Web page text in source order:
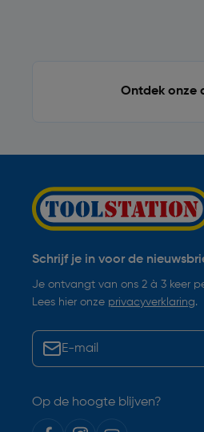
Ontdek onze
Schrijf je in voor de
Je ontvangt van ons 2 à 3 keer
Lees hier onze privacyverklaring.
Op de hoogte blijven?